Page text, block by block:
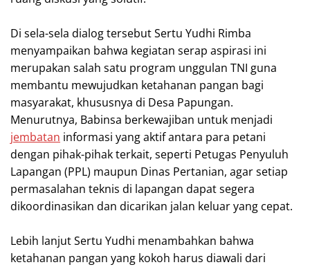
Di sela-sela dialog tersebut Sertu Yudhi Rimba
menyampaikan bahwa kegiatan serap aspirasi ini
merupakan salah satu program unggulan TNI guna
membantu mewujudkan ketahanan pangan bagi
masyarakat, khususnya di Desa Papungan.
Menurutnya, Babinsa berkewajiban untuk menjadi
jembatan informasi yang aktif antara para petani
dengan pihak-pihak terkait, seperti Petugas Penyuluh
Lapangan (PPL) maupun Dinas Pertanian, agar setiap
permasalahan teknis di lapangan dapat segera
dikoordinasikan dan dicarikan jalan keluar yang cepat.
Lebih lanjut Sertu Yudhi menambahkan bahwa
ketahanan pangan yang kokoh harus diawali dari